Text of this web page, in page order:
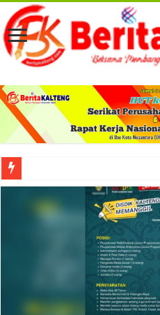
Viral! Selama Dua Bulan Lebih Siltap